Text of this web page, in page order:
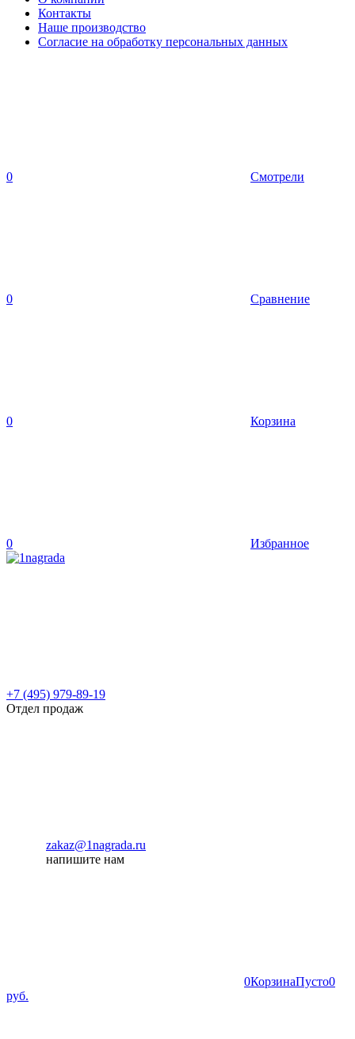
Контакты
Наше производство
Согласие на обработку персональных данных
0 Смотрели
0 Сравнение
0 Корзина
0 Избранное
+7 (495) 979-89-19
Отдел продаж
zakaz@1nagrada.ru
напишите нам
0КорзинаПусто0
руб.